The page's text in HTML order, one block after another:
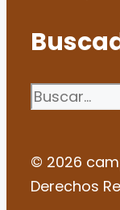
Buscar:
© 2026
Derechos